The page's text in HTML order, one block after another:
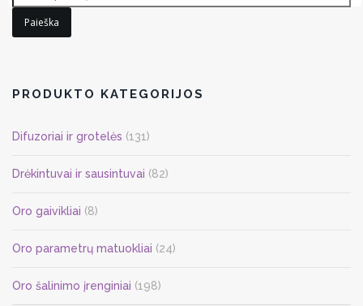
has
Paieška
PRODUKTO KATEGORIJOS
Difuzoriai ir grotelės (131)
Drėkintuvai ir sausintuvai (82)
Oro gaivikliai (8)
Oro parametrų matuokliai (24)
Oro šalinimo įrenginiai (198)